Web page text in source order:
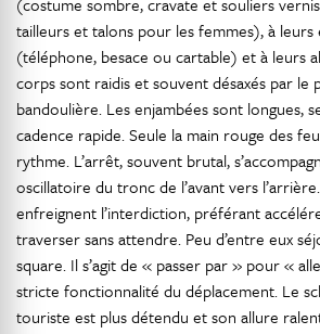
tailleurs et talons pour les femmes), à leurs
(téléphone, besace ou cartable) et à leurs
corps sont raidis et souvent désaxés par le
bandoulière. Les enjambées sont longues,
cadence rapide. Seule la main rouge des
rythme. L’arrêt, souvent brutal,
oscillatoire du tronc de l’avant vers
enfreignent l’interdiction, préférant
traverser sans attendre. Peu d’entre eux
square. Il s’agit de « passer par » pour «
stricte fonctionnalité du déplacement. Le
touriste est plus détendu et son allure